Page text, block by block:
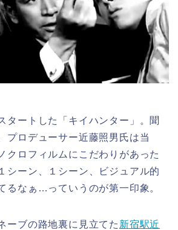
タートした「キイハンター」。聞
プロデューサー近藤照男氏は当
クロフィルムにこだわりがあった
シーン、１シーン、ビジュアル的
るなぁ…っていうのが第一印象。
ーブの路地裏に見立てた 新宿駅近